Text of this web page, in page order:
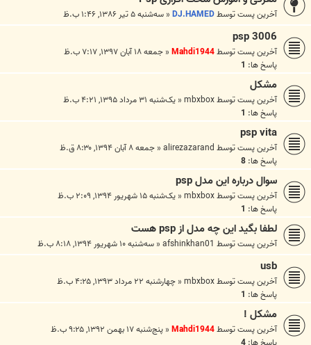
آخرین پست توسطDJ.HAMED
« سه‌شنبه ۵ تیر ۱۳۸۶, ۱:۴۶ ب.ظ
psp 3006
آخرین پست توسطMahdi1944
« جمعه ۱۸ آبان ۱۳۹۷, ۷:۱۷ ب.ظ
پاسخ ها: 1
مشكل
آخرین پست توسطmbxbox
« یک‌شنبه ۳۱ مرداد ۱۳۹۵, ۴:۲۱ ب.ظ
پاسخ ها: 1
psp vita
آخرین پست توسطalirezazarand
« جمعه ۸ آبان ۱۳۹۴, ۸:۳۰ ق.ظ
پاسخ ها: 8
سوال درباره این مدل psp
آخرین پست توسطmbxbox
« یک‌شنبه ۱۵ شهریور ۱۳۹۴, ۲:۰۹ ب.ظ
پاسخ ها: 1
لطفا بگید این چه مدل از psp هست
آخرین پست توسطafshinkhan01
« سه‌شنبه ۱۰ شهریور ۱۳۹۴, ۸:۱۸ ب.ظ
usb
آخرین پست توسطmbxbox
« چهارشنبه ۲۲ مرداد ۱۳۹۳, ۴:۲۵ ب.ظ
پاسخ ها: 1
مشکل !
آخرین پست توسطMahdi1944
« پنج‌شنبه ۱۷ بهمن ۱۳۹۲, ۹:۲۵ ب.ظ